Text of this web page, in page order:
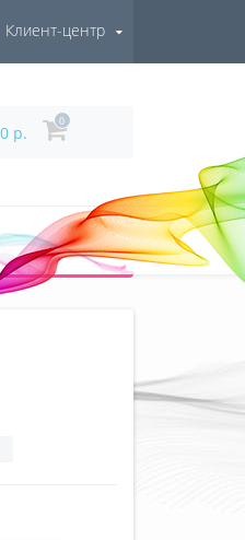
Клиент-центр
р.
0